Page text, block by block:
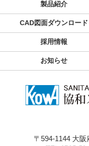
製品紹介
CAD図面ダウンロード
採用情報
お知らせ
〒594-1144 大